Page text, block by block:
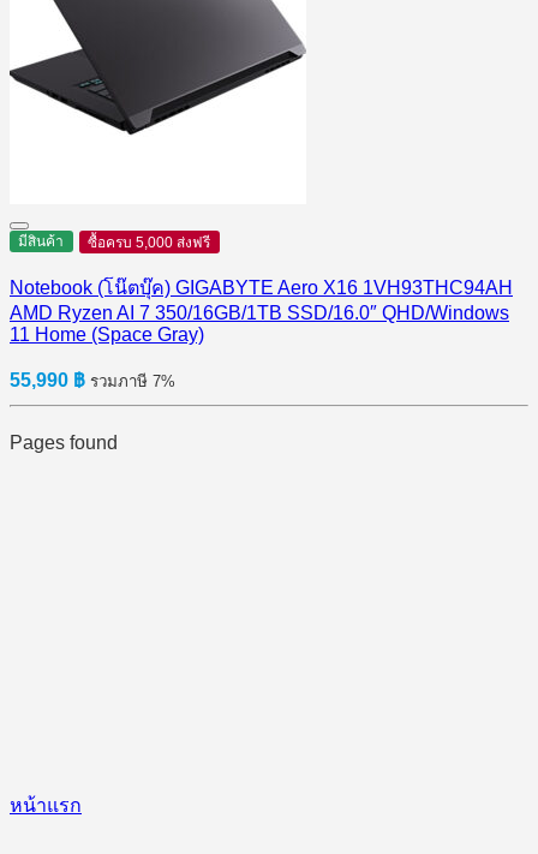
มีสินค้า ซื้อครบ 5,000 ส่งฟรี
Notebook (โน๊ตบุ๊ค) GIGABYTE Aero X16 1VH93THC94AH
AMD Ryzen AI 7 350/16GB/1TB SSD/16.0″ QHD/Windows
11 Home (Space Gray)
55,990 ฿ รวมภาษี 7%
Pages found
หน้าแรก